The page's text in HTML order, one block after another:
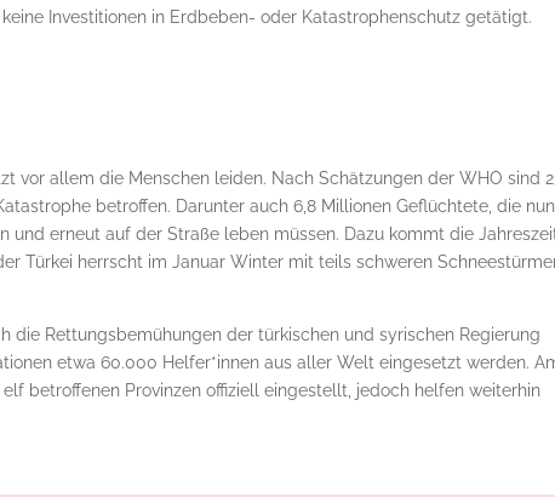
Investitionen in Erdbeben- oder Katastrophenschutz getätigt.
vor allem die Menschen leiden. Nach Schätzungen der WHO sind
betroffen. Darunter auch 6,8 Millionen Geflüchtete, die nun
erneut auf der Straße leben müssen. Dazu kommt die
Türkei herrscht im Januar Winter mit teils schweren
die Rettungsbemühungen der türkischen und syrischen Regierung
etwa 60.000 Helfer*innen aus aller Welt eingesetzt werden.
betroffenen Provinzen offiziell eingestellt, jedoch helfen weiterhin